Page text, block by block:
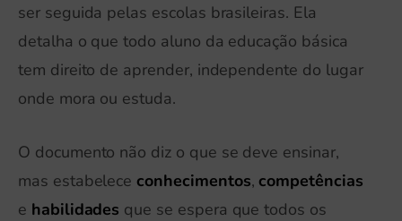
ser seguida pelas escolas brasileiras. Ela
detalha o que todo aluno da educação básica
tem direito de aprender, independente do lugar
onde mora ou estuda.
O documento não diz o que se deve ensinar,
mas estabelece conhecimentos, competências
e habilidades que se espera que todos os